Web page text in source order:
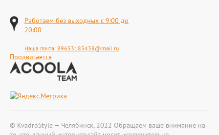
Работаем без выходных с 9:00 до
20:00
Наша почта: 89653183438@mail.ru
Продвигается
© KvadroStyle — Челябинск, 2022 Обращаем ваше внимание на